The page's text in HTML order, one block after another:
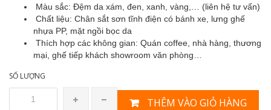
Màu sắc: Đệm da xám, đen, xanh, vàng,… (liên hệ tư vấn)
Chất liệu: Chân sắt sơn tĩnh điện có bánh xe, lưng ghế
nhựa PP, mặt ngồi bọc da
Thích hợp các không gian: Quán coffee, nhà hàng, thương
mại, ghế tiếp khách showroom văn phòng…
SỐ LƯỢNG
THÊM VÀO GIỎ HÀNG